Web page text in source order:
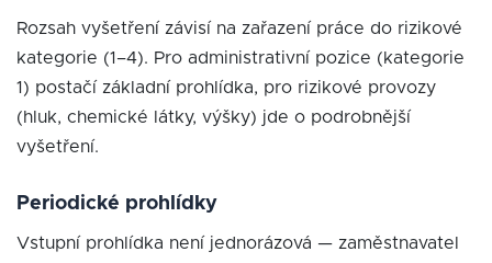
Rozsah vyšetření závisí na zařazení práce do rizikové
kategorie (1–4). Pro administrativní pozice (kategorie
1) postačí základní prohlídka, pro rizikové provozy
(hluk, chemické látky, výšky) jde o podrobnější
vyšetření.
Periodické prohlídky
Vstupní prohlídka není jednorázová — zaměstnavatel